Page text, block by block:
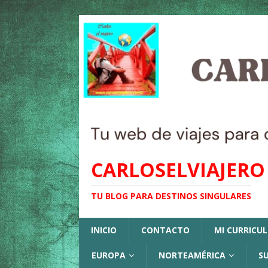
CARLOSELVIAJERO
TU BLOG PARA DESTINOS SINGULARES
INICIO CONTACTO MI
EUROPA NORTEAMÉRICA